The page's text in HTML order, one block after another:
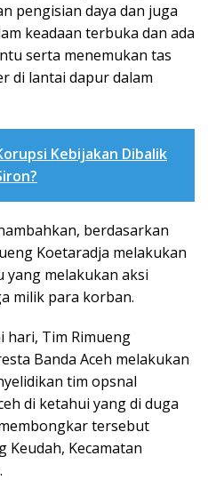
pengisian daya dan juga
keadaan terbuka dan ada
serta menemukan tas
di lantai dapur dalam
Kebijakan Dibalik
berdasarkan
Koetaradja melakukan
melakukan aksi
milik para korban.
hari, Tim Rimueng
Banda Aceh melakukan
tim opsnal
di ketahui yang di duga
tersebut
Keudah, Kecamatan